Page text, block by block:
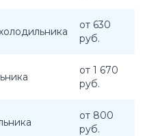
от 630
руб.
от 1 670
руб.
от 800
руб.